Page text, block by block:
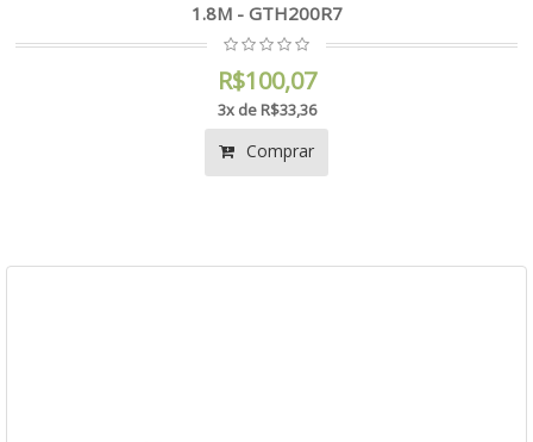
1.8M - GTH200R7
R$100,07
3x de R$33,36
Comprar